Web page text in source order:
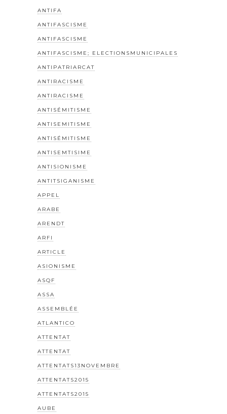
ANTIFA
ANTIFASCISME
ANTIFASCISME
ANTIFASCISME; ELECTIONSMUNICIPALES
ANTIPATRIARCAT
ANTIRACISME
ANTIRACISME
ANTISÉMITISME
ANTISEMITISME
ANTISÉMITISME
ANTISEMTISIME
ANTISIONISME
ANTITSIGANISME
APPEL
ARABE
ARENDT
ARFI
ARTICLE
ASIONISME
ASQF
ASSA
ASSEMBLÉE
ATLANTICO
ATTENTAT
ATTENTAT
ATTENTATS13NOVEMBRE
ATTENTATS2015
ATTENTATS2015
AUBE